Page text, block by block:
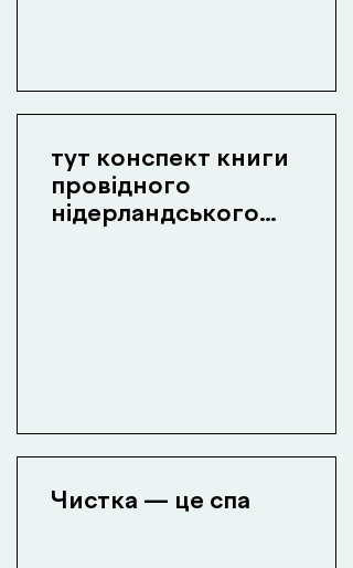
тут конспект книги
провідного
нідерландського
Чистка — це спа